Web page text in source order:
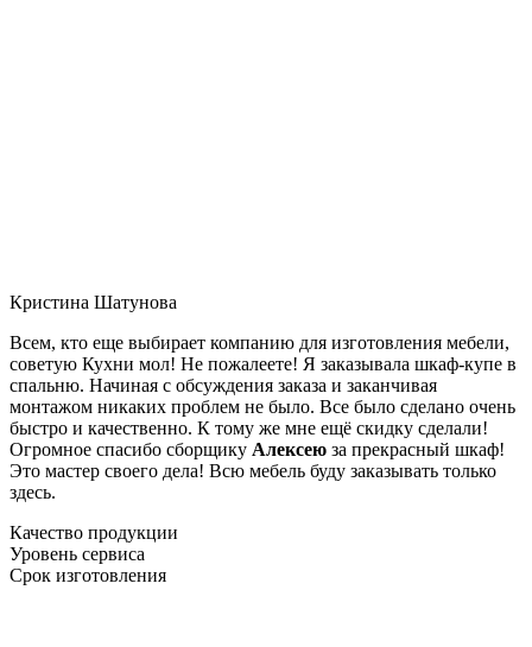
Кристина Шатунова
Всем, кто еще выбирает компанию для изготовления мебели,
советую Кухни мол! Не пожалеете! Я заказывала шкаф-купе в
спальню. Начиная с обсуждения заказа и заканчивая
монтажом никаких проблем не было. Все было сделано очень
быстро и качественно. К тому же мне ещё скидку сделали!
Огромное спасибо сборщику Алексею за прекрасный шкаф!
Это мастер своего дела! Всю мебель буду заказывать только
здесь.
Качество продукции
Уровень сервиса
Срок изготовления